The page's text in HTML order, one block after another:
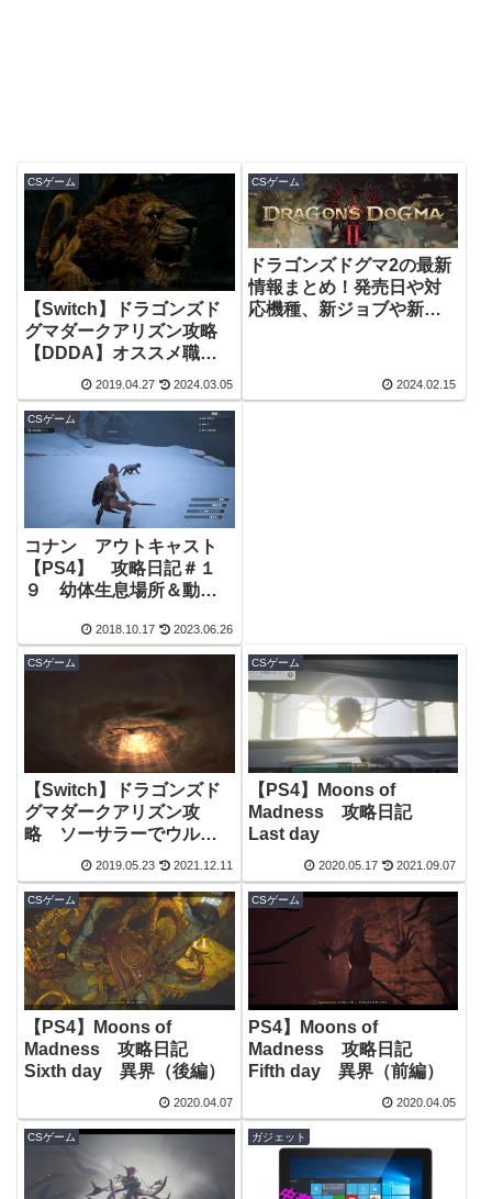
CSゲーム
【Switch】ドラゴンズド
グマダークアリズン攻略
【DDDA】オススメ職は
何か？！
2019.04.27 2024.03.05
CSゲーム
ドラゴンズドグマ2の最新
情報まとめ！発売日や対
応機種、新ジョブや新エ
2024.02.15
CSゲーム
コナン アウトキャスト
【PS4】 攻略日記＃１
９ 幼体生息場所＆動物
2018.10.17 2023.06.26
CSゲーム
【Switch】ドラゴンズド
グマダークアリズン攻
略 ソーサラーでウルド
ラゴンをメテオ祭りで倒
してみた！
2019.05.23 2021.12.11
CSゲーム
【PS4】Moons of
Madness 攻略日記
Last day
2020.05.17 2021.09.07
CSゲーム
【PS4】Moons of
Madness 攻略日記
Sixth day 異界（後編）
2020.04.07
CSゲーム
PS4】Moons of
Madness 攻略日記
Fifth day 異界（前編）
2020.04.05
CSゲーム ガジェット